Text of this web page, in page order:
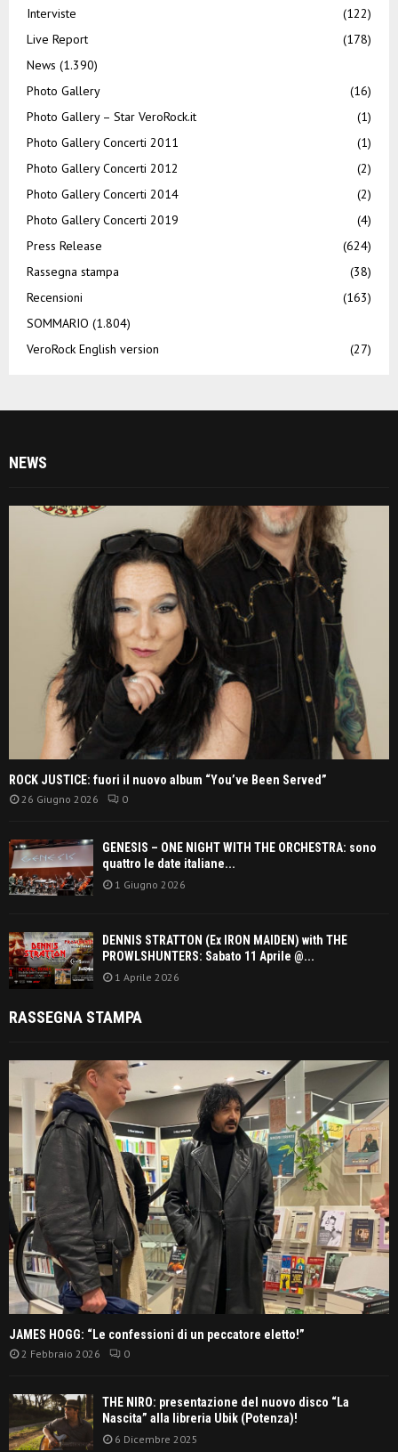
Interviste
(122)
Live Report
(178)
News (1.390)
Photo Gallery
(16)
Photo Gallery – Star VeroRock.it
(1)
Photo Gallery Concerti 2011
(1)
Photo Gallery Concerti 2012
(2)
Photo Gallery Concerti 2014
(2)
Photo Gallery Concerti 2019
(4)
Press Release
(624)
Rassegna stampa
(38)
Recensioni
(163)
SOMMARIO (1.804)
VeroRock English version
(27)
NEWS
ROCK JUSTICE: fuori il nuovo album “You’ve Been Served”
26 Giugno 2026 0
GENESIS – ONE NIGHT WITH THE ORCHESTRA: sono
quattro le date italiane...
1 Giugno 2026
DENNIS STRATTON (Ex IRON MAIDEN) with THE
PROWLSHUNTERS: Sabato 11 Aprile @...
1 Aprile 2026
RASSEGNA STAMPA
JAMES HOGG: “Le confessioni di un peccatore eletto!”
2 Febbraio 2026 0
THE NIRO: presentazione del nuovo disco “La
Nascita” alla libreria Ubik (Potenza)!
6 Dicembre 2025